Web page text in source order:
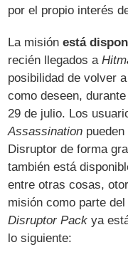
por el propio interés
La misiónestá
recién llegados a
posibilidad de volver
como deseen,
29 de julio. Los
Assassination
Disruptor de forma
también está
entre otras cosas,
misión como parte
Disruptor Pack ya
lo siguiente: